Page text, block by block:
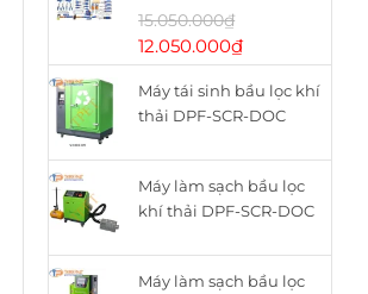
WHS2111 WADFOW
15.050.000₫
Giá
gốc
là:
15.050.000₫.
12.050.000₫Giá
hiện
tại
là:
Máy tái sinh bầu lọc khí
thải DPF-SCR-DOC
cơ Diesel ZQYM-518C
Máy làm sạch bầu lọc
khí thải DPF-SCR-DOC
ZQYM A8
Máy làm sạch bầu lọc